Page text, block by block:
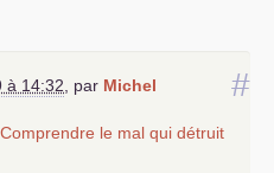
#
à 14:32, par Michel
Comprendre le mal qui détruit